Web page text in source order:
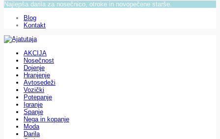
Najlepša darila za nosečnico, otroke in novopečene starše.
Blog
Kontakt
AKCIJA
Nosečnost
Dojenje
Hranjenje
Avtosedeži
Vozički
Potepanje
Igranje
Spanje
Nega in kopanje
Moda
Darila